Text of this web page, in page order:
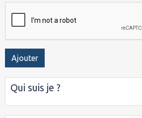
Ajouter
Qui suis je ?